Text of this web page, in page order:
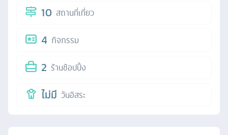
10 สถานที่เที่ยว
4 กิจกรรม
2 ร้านช้อปปิ้ง
ไม่มี วันอิสระ